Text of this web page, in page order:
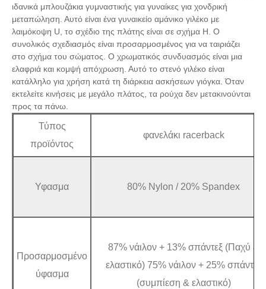
ιδανικά μπλουζάκια γυμναστικής για γυναίκες για χονδρική
μεταπώληση. Αυτό είναι ένα γυναικείο αμάνικο γιλέκο με
λαιμόκοψη U, το σχέδιο της πλάτης είναι σε σχήμα Η. Ο
συνολικός σχεδιασμός είναι προσαρμοσμένος για να ταιριάζει
στο σχήμα του σώματος. Ο χρωματικός συνδυασμός είναι μια
ελαφριά και κομψή απόχρωση. Αυτό το στενό γιλέκο είναι
κατάλληλο για χρήση κατά τη διάρκεια ασκήσεων γιόγκα. Όταν
εκτελείτε κινήσεις με μεγάλο πλάτος, τα ρούχα δεν μετακινούνται
προς τα πάνω.
Τύπος
προϊόντος
φανελάκι racerback
Υφασμα 80% Nylon / 20% Spandex
Προσαρμοσμένο
ύφασμα
87% νάιλον + 13% σπάντεξ (Παχύ &
ελαστικό) 75% νάιλον + 25% σπάντεξ
(συμπίεση & ελαστικό)